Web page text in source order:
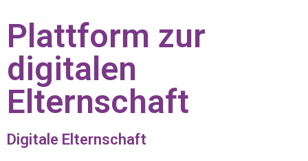
Plattform zur
digitalen
Elternschaft
Digitale Elternschaft